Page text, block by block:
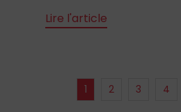
Lire l'article
1 2 3 4